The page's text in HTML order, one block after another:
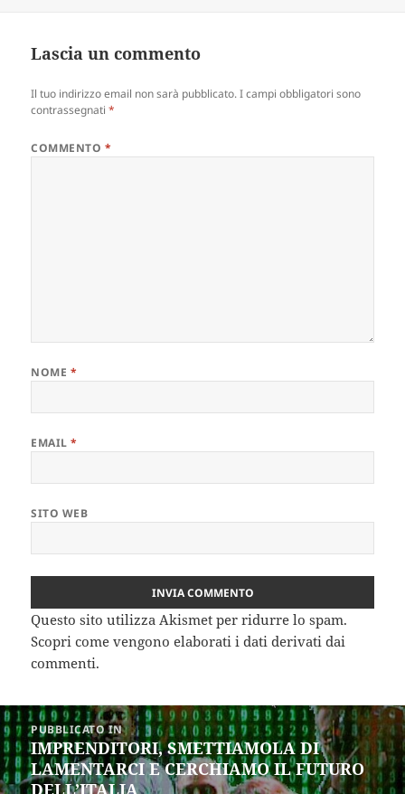
Lascia un commento
Il tuo indirizzo email non sarà pubblicato. I campi obbligatori sono
contrassegnati*
COMMENTO *
NOME *
EMAIL*
SITO WEB
Questo sito utilizza Akismet per ridurre lo spam.
Scopri come vengono elaborati i dati derivati dai
commenti.
Navigazione
articoliPUBBLICATO IN
IMPRENDITORI, SMETTIAMOLA DI
LAMENTARCI E CERCHIAMO IL FUTURO
DELL’ITALIA